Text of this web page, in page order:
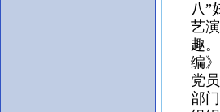
八”
艺
趣
编
党
部